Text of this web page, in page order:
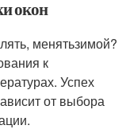
окон
менятьзимой?
к
Успех
от выбора